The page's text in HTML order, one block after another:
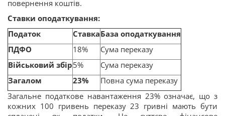
повернення коштів.
Ставки оподаткування:
Податок
СтавкаБаза оподаткування
ПДФО
18%
Сума переказу
Військовий збір5%
Сума переказу
Загалом
23%
Повна сума переказу
Загальне податкове навантаження 23% означає, що з
кожних 100 гривень переказу 23 гривні мають бути